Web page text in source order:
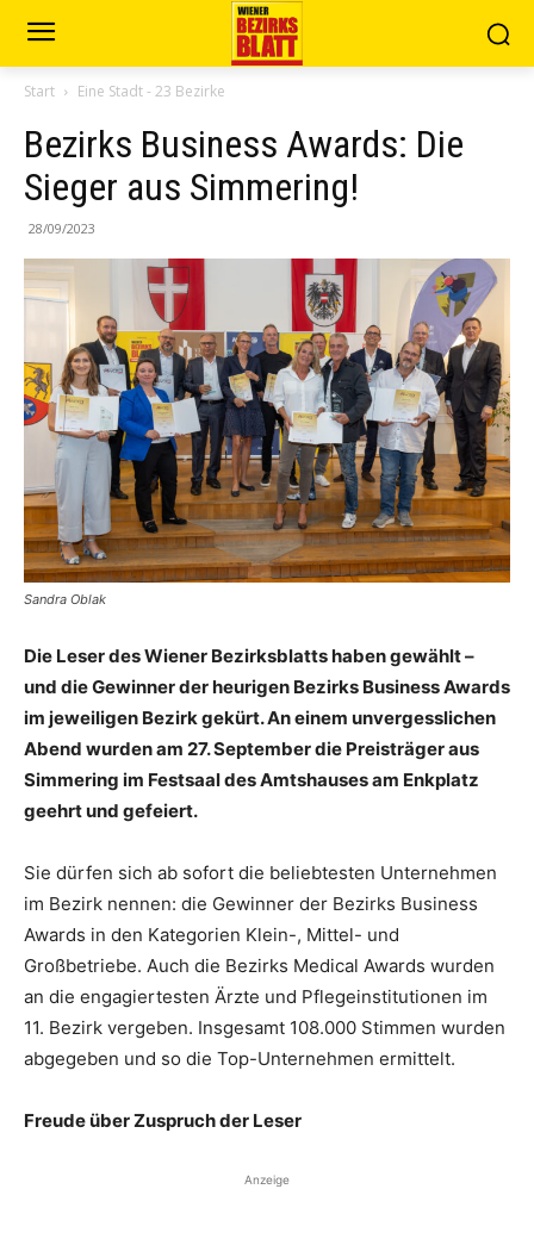
Start Eine Stadt - 23 Bezirke
Bezirks Business Awards: Die
Sieger aus Simmering!
28/09/2023
Sandra Oblak
Die Leser des Wiener Bezirksblatts haben gewählt –
und die Gewinner der heurigen Bezirks Business Awards
im jeweiligen Bezirk gekürt. An einem unvergesslichen
Abend wurden am 27. September die Preisträger aus
Simmering im Festsaal des Amtshauses am Enkplatz
geehrt und gefeiert.
Sie dürfen sich ab sofort die beliebtesten Unternehmen
im Bezirk nennen: die Gewinner der Bezirks Business
Awards in den Kategorien Klein-, Mittel- und
Großbetriebe. Auch die Bezirks Medical Awards wurden
an die engagiertesten Ärzte und Pflegeinstitutionen im
11. Bezirk vergeben. Insgesamt 108.000 Stimmen wurden
abgegeben und so die Top-Unternehmen ermittelt.
Freude über Zuspruch der Leser
Anzeige